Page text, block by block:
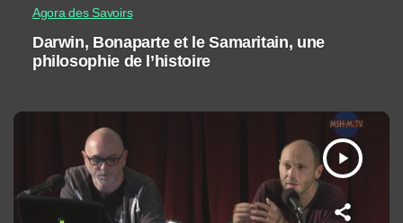
Agora des Savoirs
Darwin, Bonaparte et le Samaritain, une
philosophie de l’histoire
play_arrow